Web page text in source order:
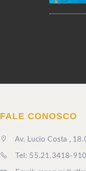
FALE CONOSCO
Av. Lucio Costa ,
Tel: 55.21.3418-